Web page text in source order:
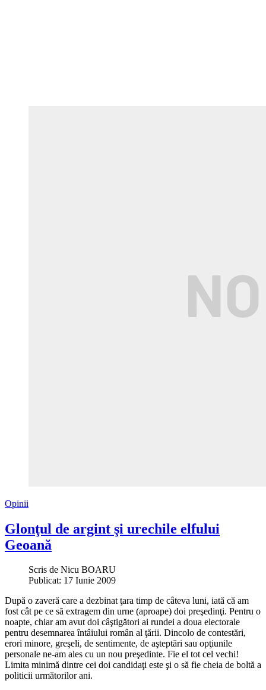
Opinii
Glonţul de argint şi urechile elfului
Geoană
Scris de Nicu BOARU
Publicat: 17 Iunie 2009
După o zaveră care a dezbinat ţara timp de câteva luni, iată că am
fost cât pe ce să extragem din urne (aproape) doi preşedinţi. Pentru o
noapte, chiar am avut doi câştigători ai rundei a doua electorale
pentru desemnarea întâiului român al ţării. Dincolo de contestări,
erori minore, greşeli, de sentimente, de aşteptări sau opţiunile
personale ne-am ales cu un nou preşedinte. Fie el tot cel vechi!
Limita minimă dintre cei doi candidaţi este şi o să fie cheia de boltă a
politicii următorilor ani.